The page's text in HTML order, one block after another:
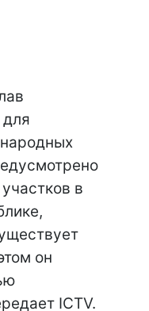
в
он
ICTV.